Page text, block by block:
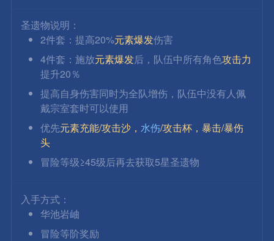
圣遗物说明：
2件套：提高20%元素爆发伤害
4件套：施放元素爆发后，队伍中所有角色攻击力
提升20％
提高自身伤害同时为全队增伤，队伍中没有人佩
戴宗室套时可以使用
优先元素充能/攻击沙，水伤/攻击杯，暴击/暴伤
头
冒险等级≥45级后再去获取5星圣遗物
入手方式：
华池岩岫
冒险等阶奖励